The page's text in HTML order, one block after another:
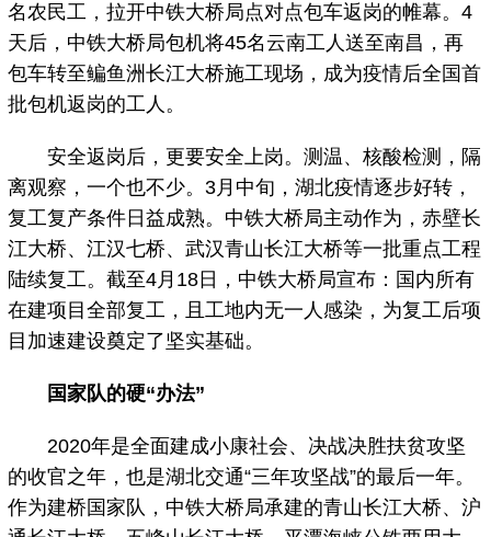
名农民工，拉开中铁大桥局点对点包车返岗的帷幕。4
天后，中铁大桥局包机将45名云南工人送至南昌，再
包车转至鳊鱼洲长江大桥施工现场，成为疫情后全国首
批包机返岗的工人。
安全返岗后，更要安全上岗。测温、核酸检测，隔
离观察，一个也不少。3月中旬，湖北疫情逐步好转，
复工复产条件日益成熟。中铁大桥局主动作为，赤壁长
江大桥、江汉七桥、武汉青山长江大桥等一批重点工程
陆续复工。截至4月18日，中铁大桥局宣布：国内所有
在建项目全部复工，且工地内无一人感染，为复工后项
目加速建设奠定了坚实基础。
国家队的硬“办法”
2020年是全面建成小康社会、决战决胜扶贫攻坚
的收官之年，也是湖北交通“三年攻坚战”的最后一年。
作为建桥国家队，中铁大桥局承建的青山长江大桥、沪